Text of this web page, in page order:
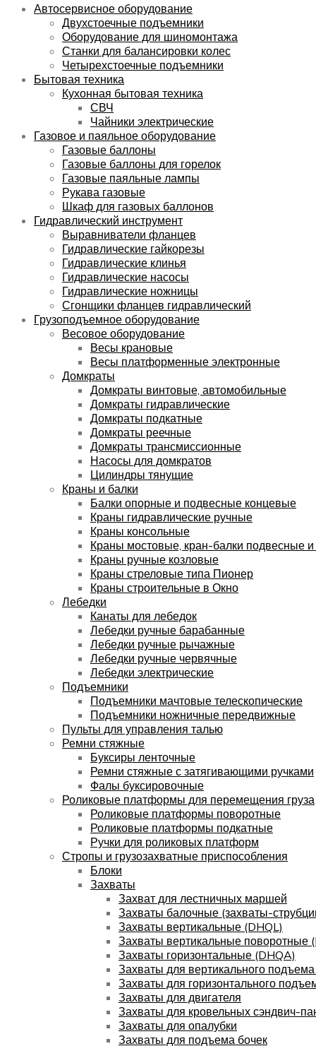
Автосервисное оборудование
Двухстоечные подъемники
Оборудование для шиномонтажа
Станки для балансировки колес
Четырехстоечные подъемники
Бытовая техника
Кухонная бытовая техника
СВЧ
Чайники электрические
Газовое и паяльное оборудование
Газовые баллоны
Газовые баллоны для горелок
Газовые паяльные лампы
Рукава газовые
Шкаф для газовых баллонов
Гидравлический инструмент
Выравниватели фланцев
Гидравлические гайкорезы
Гидравлические клинья
Гидравлические насосы
Гидравлические ножницы
Сгонщики фланцев гидравлический
Грузоподъемное оборудование
Весовое оборудование
Весы крановые
Весы платформенные электронные
Домкраты
Домкраты винтовые, автомобильные
Домкраты гидравлические
Домкраты подкатные
Домкраты реечные
Домкраты трансмиссионные
Насосы для домкратов
Цилиндры тянущие
Краны и балки
Балки опорные и подвесные концевые
Краны гидравлические ручные
Краны консольные
Краны мостовые, кран-балки подвесные
Краны ручные козловые
Краны стреловые типа Пионер
Краны строительные в Окно
Лебедки
Канаты для лебедок
Лебедки ручные барабанные
Лебедки ручные рычажные
Лебедки ручные червячные
Лебедки электрические
Подъемники
Подъемники мачтовые телескопические
Подъемники ножничные передвижные
Пульты для управления талью
Ремни стяжные
Буксиры ленточные
Ремни стяжные с затягивающими ручками
Фалы буксировочные
Роликовые платформы для перемещения груза
Роликовые платформы поворотные
Роликовые платформы подкатные
Ручки для роликовых платформ
Стропы и грузозахватные приспособления
Блоки
Захваты
Захват для лестничных маршей
Захваты балочные (захваты-
Захваты вертикальные (DHQL)
Захваты вертикальные поворотные
Захваты горизонтальные (DHQA)
Захваты для вертикального
Захваты для горизонтального
Захваты для двигателя
Захваты для кровельных сэндвич-
Захваты для опалубки
Захваты для подъема бочек